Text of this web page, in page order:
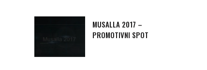
MUSALLA 2017 –
PROMOTIVNI SPOT